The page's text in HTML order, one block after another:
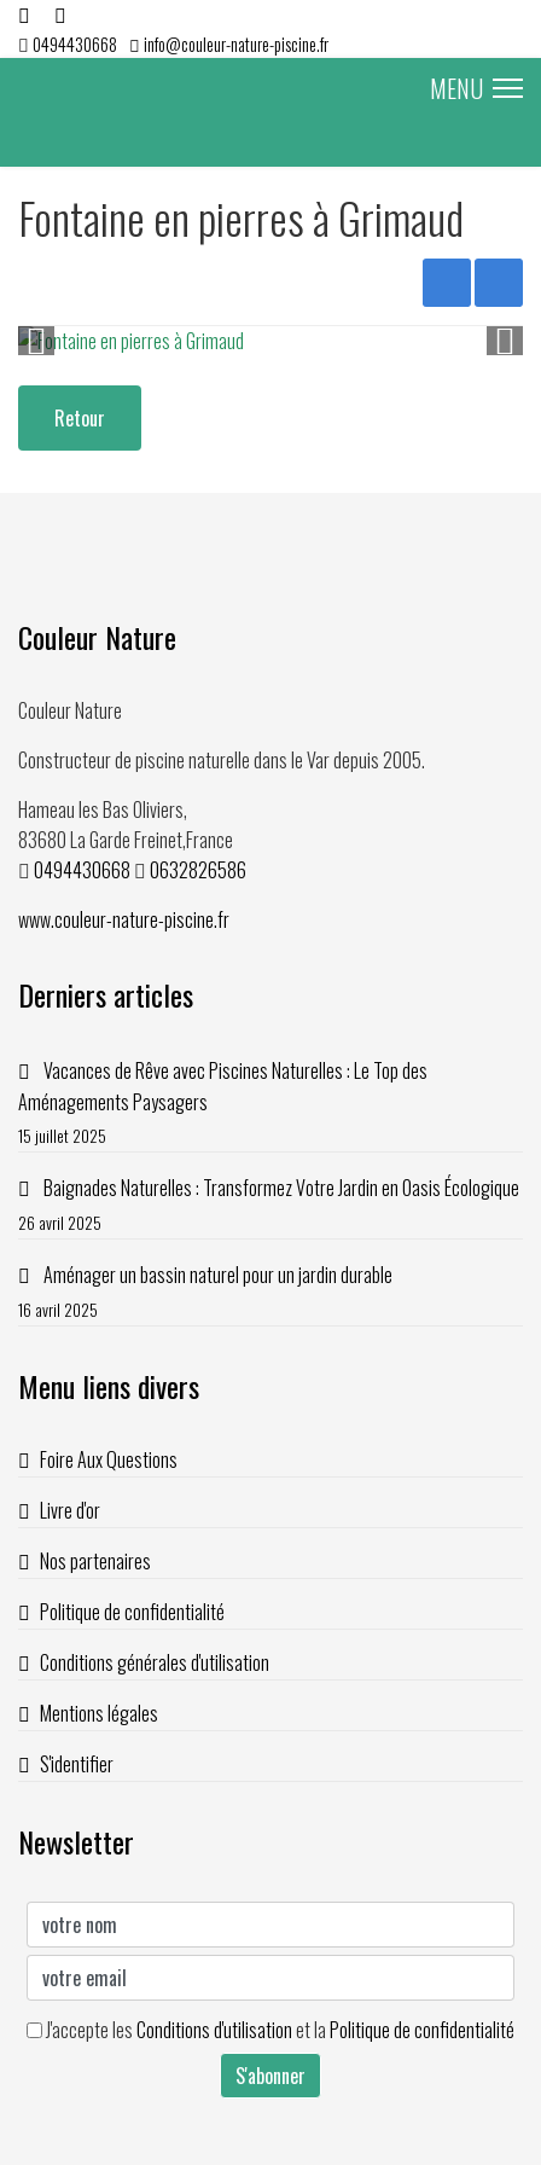
0494430668 info@couleur-nature-piscine.fr
MENU
Fontaine en pierres à Grimaud
Retour
Couleur Nature
Couleur Nature
Constructeur de piscine naturelle dans le Var depuis2005.
Hameau les Bas Oliviers,
83680La Garde Freinet,France
0494430668
0632826586
www.couleur-nature-piscine.fr
Derniers articles
Vacances de Rêve avec Piscines Naturelles : Le Top des
Aménagements Paysagers
15 juillet 2025
Baignades Naturelles : Transformez Votre Jardin en Oasis Écologique
26 avril 2025
Aménager un bassin naturel pour un jardin durable
16 avril 2025
Menu liens divers
Foire Aux Questions
Livre d'or
Nos partenaires
Politique de confidentialité
Conditions générales d'utilisation
Mentions légales
S'identifier
Newsletter
J'accepte lesConditions d'utilisationet laPolitique de confidentialité